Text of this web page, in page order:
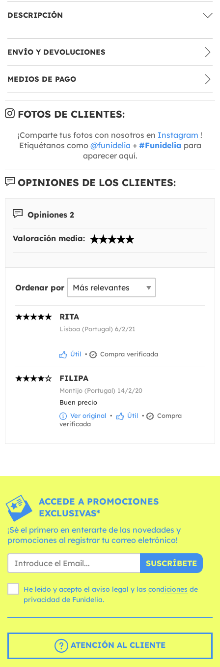
DESCRIPCIÓN
ENVÍO Y DEVOLUCIONES
MEDIOS DE PAGO
FOTOS DE CLIENTES:
¡Comparte tus fotos con nosotros en Instagram !
Etiquétanos como @funidelia + #Funidelia para
aparecer aquí.
OPINIONES DE LOS CLIENTES:
Opiniones 2
Valoración media:
Ordenar por
RITA
Lisboa (Portugal) 6/2/21
Útil • Compra verificada
FILIPA
Montijo (Portugal) 14/2/20
Buen precio
Ver original • Útil •
Compra
verificada
ACCEDE A PROMOCIONES
EXCLUSIVAS*
¡Sé el primero en enterarte de las novedades y
promociones al registrar tu correo eletrónico!
SUSCRÍBETE
He leído y acepto el aviso legal y las condiciones
privacidad de Funidelia.
ATENCIÓN AL CLIENTE